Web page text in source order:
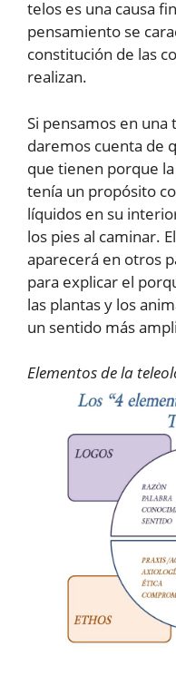
telos es una causa
pensamiento se
constitución de las
realizan.
Si pensamos en una
daremos cuenta de
que tienen porque
tenía un propósito
líquidos en su
los pies al caminar.
aparecerá en otros
para explicar el
las plantas y los
un sentido más
Elementos de la